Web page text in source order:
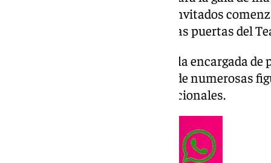
20.00 horas, mientras que los invitados
por la alfombra desplegada en las puertas del
La actriz Patricia Montero será la encargada de
podrá disfrutar de la presencia de numerosas
tanto nacionales como internacionales.